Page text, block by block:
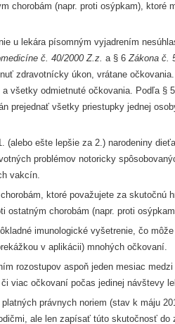
chorobám (napr. proti osýpkam), ktoré
u lekára písomným vyjadrením
č. 40/2000 Z.z. a § 6Zákona č.
zdravotnícky úkon, vrátane
všetky odmietnuté očkovania. Podľa §
prejednať všetky priestupky jednej
(alebo ešte lepšie za 2.) narodeniny
problémov notoricky
vakcín.
ktoré považujete za skutočnú
ostatným chorobám (napr. proti
imunologické vyšetrenie, čo
v aplikácii) mnohých očkovaní.
rozostupov aspoň jeden mesiac
viac očkovaní počas jedinej návštevy
právnych noriem (stav k máju
ale len zapísať túto skutočnosť do